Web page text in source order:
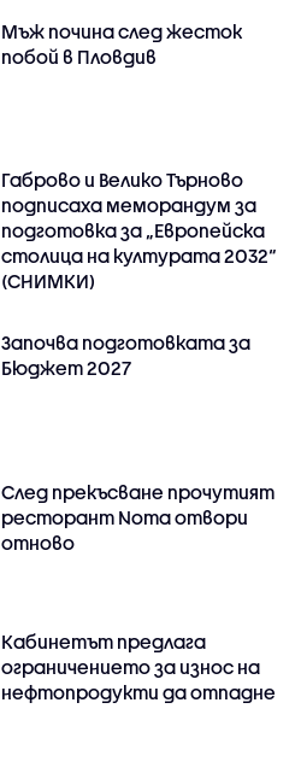
Мъж почина след жесток
побой в Пловдив
Габрово и Велико Търново
подписаха меморандум за
подготовка за „Европейска
столица на културата 2032“
(СНИМКИ)
Започва подготовката за
Бюджет 2027
След прекъсване прочутият
ресторант Noma отвори
отново
Кабинетът предлага
ограничението за износ на
нефтопродукти да отпадне